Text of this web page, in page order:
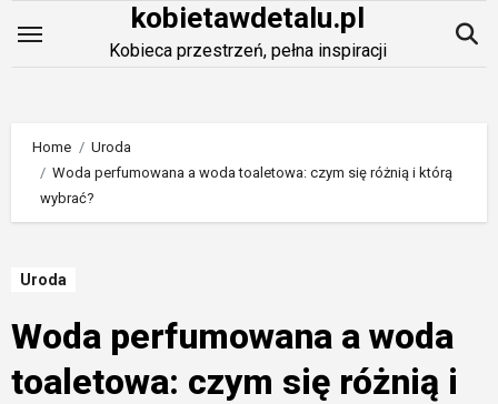
kobietawdetalu.pl
Kobieca przestrzeń, pełna inspiracji
Home
Uroda
Woda perfumowana a woda toaletowa: czym się różnią i którą
wybrać?
Uroda
Woda perfumowana a woda
toaletowa: czym się różnią i